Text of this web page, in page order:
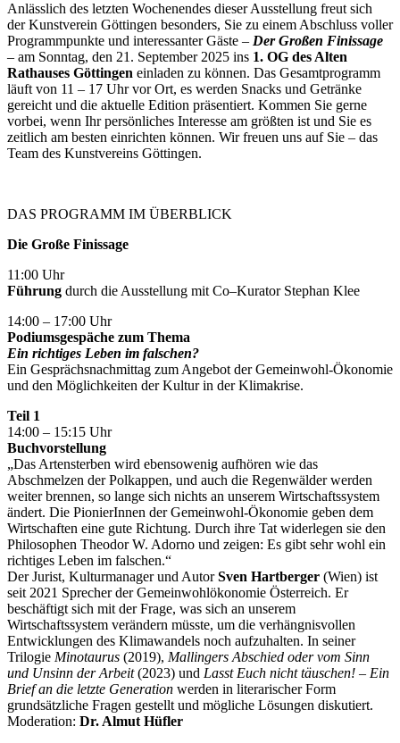
Anlässlich des letzten Wochenendes dieser Ausstellung freut sich
der Kunstverein Göttingen besonders, Sie zu einem Abschluss voller
Programmpunkte und interessanter Gäste – Der Großen Finissage
– am Sonntag, den 21. September 2025 ins 1. OG des Alten
Rathauses Göttingen einladen zu können. Das Gesamtprogramm
läuft von 11 – 17 Uhr vor Ort, es werden Snacks und Getränke
gereicht und die aktuelle Edition präsentiert. Kommen Sie gerne
vorbei, wenn Ihr persönliches Interesse am größten ist und Sie es
zeitlich am besten einrichten können. Wir freuen uns auf Sie – das
Team des Kunstvereins Göttingen.
DAS PROGRAMM IM ÜBERBLICK
Die Große Finissage
11:00 Uhr
Führung durch die Ausstellung mit Co–Kurator Stephan Klee
14:00 – 17:00 Uhr
Podiumsgespäche zum Thema
Ein richtiges Leben im falschen?
Ein Gesprächsnachmittag zum Angebot der Gemeinwohl-Ökonomie
und den Möglichkeiten der Kultur in der Klimakrise.
Teil 1
14:00 – 15:15 Uhr
Buchvorstellung
„Das Artensterben wird ebensowenig aufhören wie das
Abschmelzen der Polkappen, und auch die Regenwälder werden
weiter brennen, so lange sich nichts an unserem Wirtschaftssystem
ändert. Die PionierInnen der Gemeinwohl-Ökonomie geben dem
Wirtschaften eine gute Richtung. Durch ihre Tat widerlegen sie den
Philosophen Theodor W. Adorno und zeigen: Es gibt sehr wohl ein
richtiges Leben im falschen.“
Der Jurist, Kulturmanager und AutorSven Hartberger (Wien) ist
seit 2021 Sprecher der Gemeinwohlökonomie Österreich. Er
beschäftigt sich mit der Frage, was sich an unserem
Wirtschaftssystem verändern müsste, um die verhängnisvollen
Entwicklungen des Klimawandels noch aufzuhalten. In seiner
Trilogie Minotaurus (2019), Mallingers Abschied oder vom Sinn
und Unsinn der Arbeit(2023) und Lasst Euch nicht täuschen! – Ein
Brief an die letzte Generation werden in literarischer Form
grundsätzliche Fragen gestellt und mögliche Lösungen diskutiert.
Moderation: Dr. Almut Hüfler